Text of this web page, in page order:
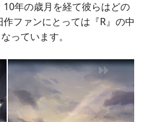
年の歳月を経て彼らはどの
ファンにとっては『R』の中
っています。